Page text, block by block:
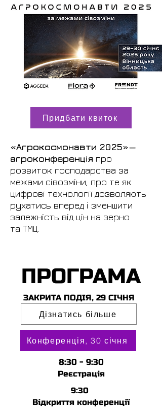
Придбати квиток
«Агрокосмонавти 2025»—
агроконференція про
розвиток господарства за
межами сівозміни, про те як
цифрові технології дозволяють
рухатись вперед і зменшити
залежність від цін на зерно
та ТМЦ.
ПРОГРАМА
ЗАКРИТА ПОДІЯ, 29 СІЧНЯ
Дізнатись більше
Конференція, 30 січня
8:30 - 9:30
Реєстрація
9:30
Відкриття конференції